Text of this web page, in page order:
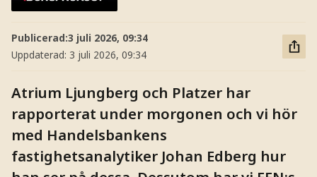
Publicerad:3 juli 2026, 09:34
Uppdaterad: 3 juli 2026, 09:34
Atrium Ljungberg och Platzer har
rapporterat under morgonen och vi hör
med Handelsbankens
fastighetsanalytiker Johan Edberg hur